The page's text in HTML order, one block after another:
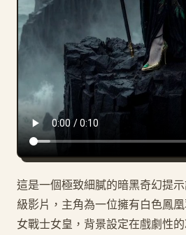
這是一個極致細膩的暗黑奇幻提
級影片，主角為一位擁有白色鳳
女戰士女皇，背景設定在戲劇性